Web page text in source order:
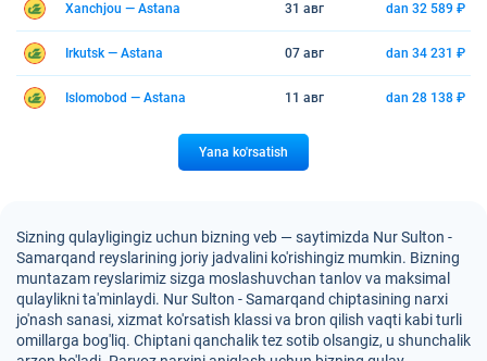
Xanchjou — Astana 31 авг dan 32 589 ₽
Irkutsk — Astana 07 авг dan 34 231 ₽
Islomobod — Astana 11 авг dan 28 138 ₽
Yana ko'rsatish
Sizning qulayligingiz uchun bizning veb — saytimizda Nur Sulton -
Samarqand reyslarining joriy jadvalini ko'rishingiz mumkin. Bizning
muntazam reyslarimiz sizga moslashuvchan tanlov va maksimal
qulaylikni ta'minlaydi. Nur Sulton - Samarqand chiptasining narxi
jo'nash sanasi, xizmat ko'rsatish klassi va bron qilish vaqti kabi turli
omillarga bog'liq. Chiptani qanchalik tez sotib olsangiz, u shunchalik